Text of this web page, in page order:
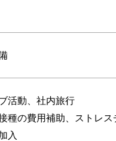
活動、社内旅行
種の費用補助、ストレス
入